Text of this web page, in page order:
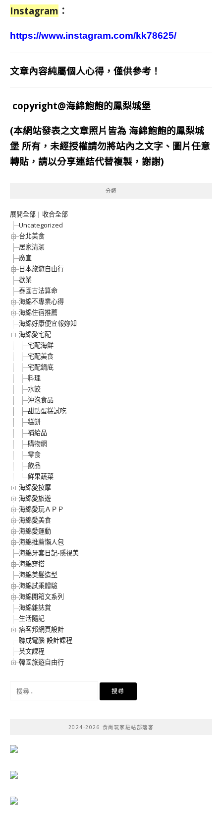
Instagram ：
https://www.instagram.com/kk78625/
文章內容純屬個人心得，僅供參考！
copyright@海綿飽飽的鳳梨城堡
(本網站發表之文章照片皆為 海綿飽飽的鳳梨城
堡 所有，未經授權請勿將站內之文字、圖片任意
轉貼，請以分享連結代替複製，謝謝)
分類
展開全部 | 收合全部
Uncategorized
台北美食
居家清潔
廣宣
日本旅遊自由行
歇業
泰國古法算命
海綿不專業心得
海綿住宿推薦
海綿好康便宜報妳知
海綿愛宅配
宅配海鮮
宅配美食
宅配鍋底
料理
水餃
沖泡食品
甜點蛋糕試吃
糕餅
補給品
購物網
零食
飲品
鮮果蔬菜
海綿愛按摩
海綿愛旅遊
海綿愛玩ＡＰＰ
海綿愛美食
海綿愛運動
海綿推薦懶人包
海綿牙套日記-隱視美
海綿穿搭
海綿美髮造型
海綿試乘體驗
海綿開箱文系列
海綿雜誌賞
生活隨記
痞客邦網頁設計
聯成電腦-設計課程
英文課程
韓國旅遊自由行
2024-2026 食尚玩家駐站部落客